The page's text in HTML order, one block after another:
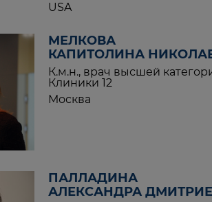
USA
МЕЛКОВА
КАПИТОЛИНА
К.м.н., врач высшей
Клиники 12
Москва
ПАЛЛАДИНА
АЛЕКСАНДРА